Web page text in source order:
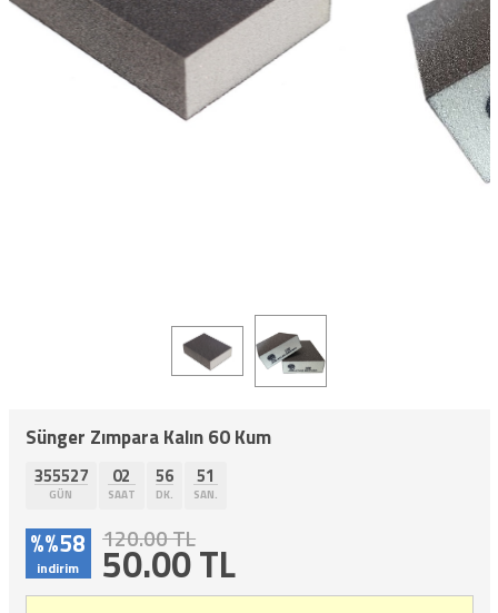
Sünger Zımpara Kalın 60 Kum
355527
GÜN
02
SAAT
56
DK.
50
SAN.
%%58
indirim
120.00 TL
50.00TL